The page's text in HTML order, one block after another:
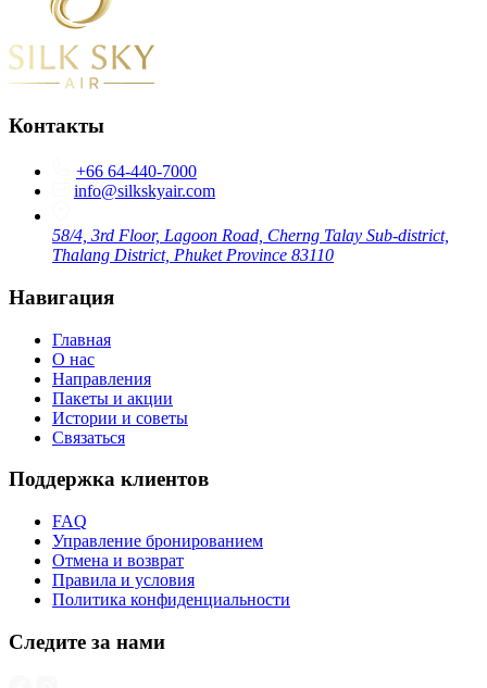
Контакты
+66 64-440-7000
info@silkskyair.com
58/4, 3rd Floor, Lagoon Road, Cherng Talay Sub-district,
Thalang District, Phuket Province 83110
Навигация
Главная
О нас
Направления
Пакеты и акции
Истории и советы
Связаться
Поддержка клиентов
FAQ
Управление бронированием
Отмена и возврат
Правила и условия
Политика конфиденциальности
Следите за нами